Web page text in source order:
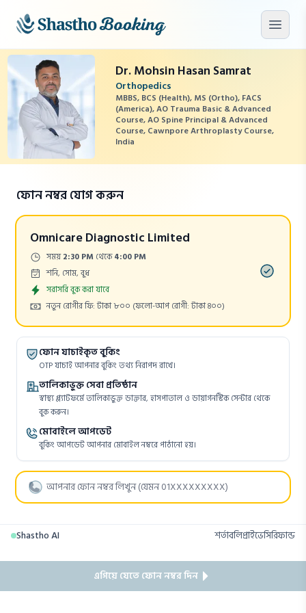
মেনু
Dr. Mohsin Hasan Samrat
Orthopedics
MBBS, BCS (Health), MS (Ortho), FACS
(America), AO Trauma Basic & Advanced
Course, AO Spine Principal & Advanced
Course, Cawnpore Arthroplasty Course,
India
ফোন নম্বর যোগ করুন
Omnicare Diagnostic Limited
Time:সময়2:30 PM থেকে4:00 PM
Days:শনি, সোম, বুধ
Appointment
সরাসরি বুক করা যাবে
Cost:নতুন রোগীর ফি: টাকা ৮০০ (ফলো-আপ রোগী: টাকা ৪০০)
ফোন যাচাইকৃত বুকিং
OTP যাচাই আপনার বুকিং তথ্য নিরাপদ রাখে।
তালিকাভুক্ত সেবা প্রতিষ্ঠান
স্বাস্থ্য প্ল্যাটফর্মে তালিকাভুক্ত ডাক্তার, হাসপাতাল ও ডায়াগনস্টিক সেন্টার থেকে
বুক করুন।
মোবাইলে আপডেট
বুকিং আপডেট আপনার মোবাইল নম্বরে পাঠানো হয়।
এগিয়ে যেতে ফোন নম্বর দিন
Shastho AI শর্তাবলিপ্রাইভেসিরিফান্ড